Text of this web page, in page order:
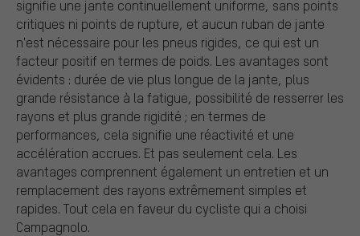
signifie une jante continuellement uniforme, sans points
critiques ni points de rupture, et aucun ruban de jante
n'est nécessaire pour les pneus rigides, ce qui est un
facteur positif en termes de poids. Les avantages sont
évidents : durée de vie plus longue de la jante, plus
grande résistance à la fatigue, possibilité de resserrer les
rayons et plus grande rigidité ; en termes de
performances, cela signifie une réactivité et une
accélération accrues. Et pas seulement cela. Les
avantages comprennent également un entretien et un
remplacement des rayons extrêmement simples et
rapides. Tout cela en faveur du cycliste qui a choisi
Campagnolo.